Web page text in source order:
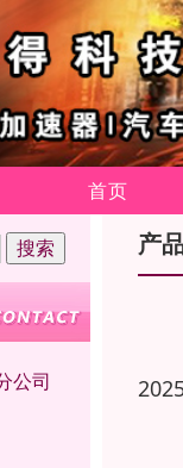
首页
公司
产